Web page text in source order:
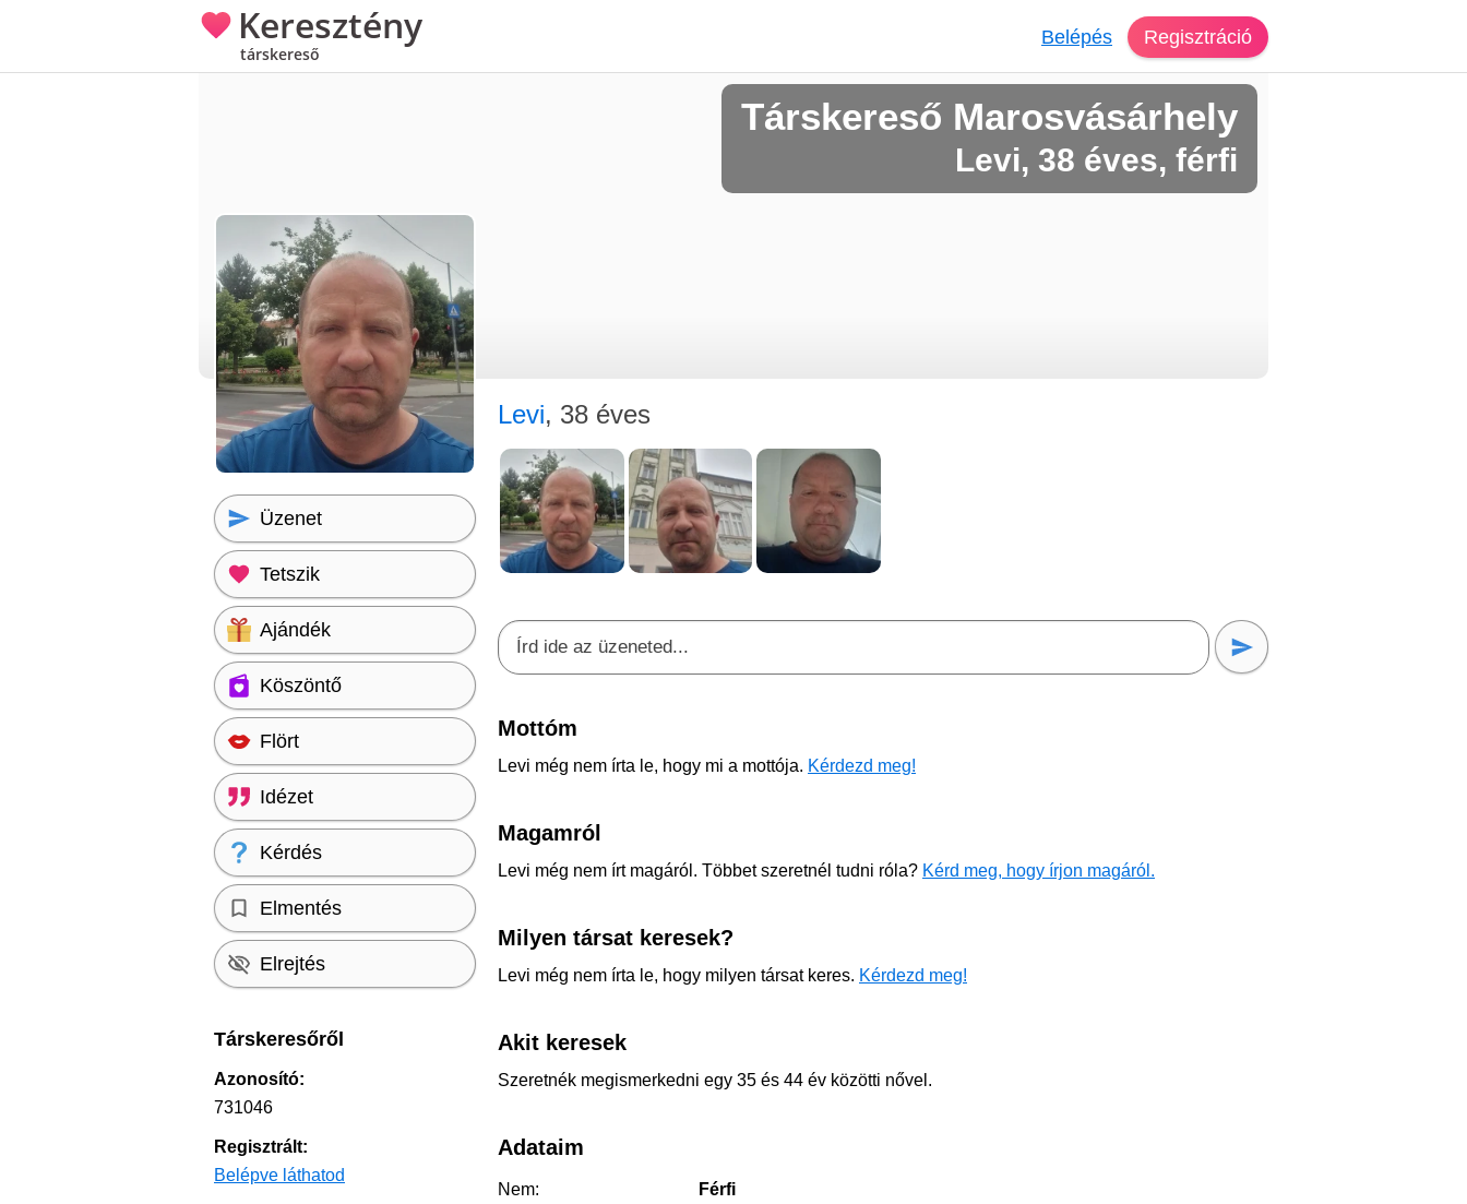
Keresztény
társkereső
Belépés Regisztráció
Társkereső Marosvásárhely
Levi, 38 éves, férfi
Levi, 38 éves
Mottóm
Levi még nem írta le, hogy mi a mottója. Kérdezd meg!
Magamról
Levi még nem írt magáról. Többet szeretnél tudni róla? Kérd meg, hogy írjon magáról.
Milyen társat keresek?
Levi még nem írta le, hogy milyen társat keres. Kérdezd meg!
Akit keresek
Szeretnék megismerkedni egy 35 és 44 év közötti nővel.
Adataim
Nem:
Férfi
Üzenet
Tetszik
Ajándék
Köszöntő
Flört
Idézet
Kérdés
Elmentés
Elrejtés
Társkeresőről
Azonosító:
731046
Regisztrált:
Belépve láthatod